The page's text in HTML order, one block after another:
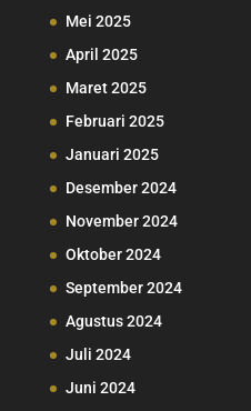
Mei 2025
April 2025
Maret 2025
Februari 2025
Januari 2025
Desember 2024
November 2024
Oktober 2024
September 2024
Agustus 2024
Juli 2024
Juni 2024